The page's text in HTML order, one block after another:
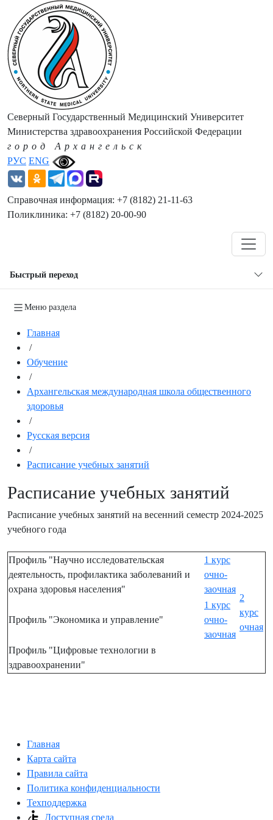
РУС ENG
Северный Государственный Медицинский Университет
Министерства здравоохранения Российской Федерации
город Архангельск
Справочная информация: +7 (8182) 21-11-63
Поликлиника: +7 (8182) 20-00-90
Быстрый переход
Меню раздела
Главная
/
Обучение
/
Архангельская международная школа общественного
здоровья
/
Русская версия
/
Расписание учебных занятий
Расписание учебных занятий
Расписание учебных занятий на весенний семестр 2024-2025
учебного года
Профиль "Научно исследовательская
деятельность, профилактика заболеваний и
охрана здоровья населения"
1 курс
очно-
заочная
2
курс
очная
Профиль "Экономика и управление"
1 курс
очно-
заочная
Профиль "Цифровые технологии в
здравоохранении"
Главная
Карта сайта
Правила сайта
Политика конфиденциальности
Техподдержка
Доступная среда